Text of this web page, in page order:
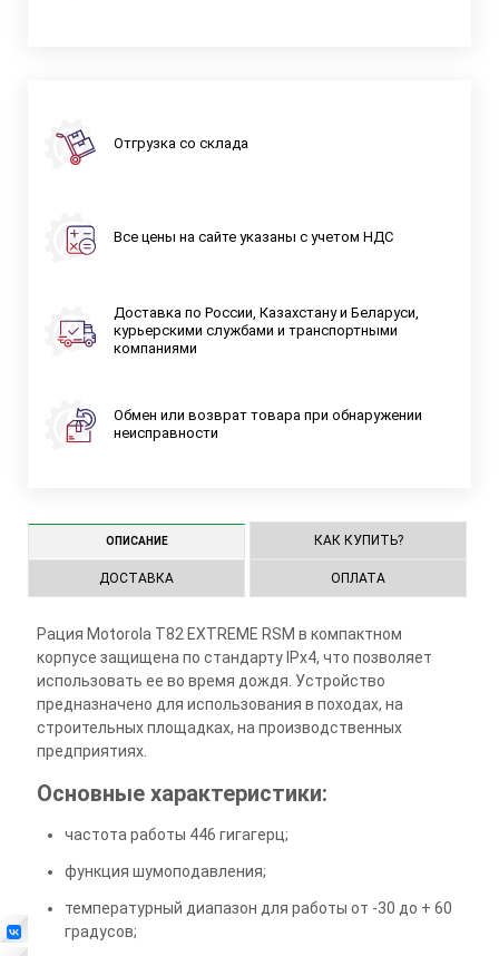
Отгрузка со склада
Все цены на сайте указаны с учетом НДС
Доставка по России, Казахстану и Беларуси,
курьерскими службами и транспортными
компаниями
Обмен или возврат товара при обнаружении
неисправности
ОПИСАНИЕ КАК КУПИТЬ?
ДОСТАВКА ОПЛАТА
Рация Motorola T82 EXTREME RSM в компактном
корпусе защищена по стандарту IPx4, что позволяет
использовать ее во время дождя. Устройство
предназначено для использования в походах, на
строительных площадках, на производственных
предприятиях.
Основные характеристики:
частота работы 446 гигагерц;
функция шумоподавления;
температурный диапазон для работы от -30 до + 60
градусов;